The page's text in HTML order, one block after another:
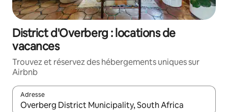
District d'Overberg : locations de
vacances
Trouvez et réservez des hébergements uniques sur
Airbnb
Adresse
Lorsque les résultats s'affichent, utilisez les flèches vers le